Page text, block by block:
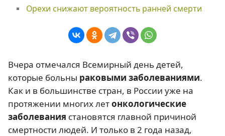
Орехи снижают вероятность ранней смерти
Вчера отмечался Всемирный день детей,
которые больны раковыми заболеваниями.
Как и в большинстве стран, в России уже на
протяжении многих летонкологические
заболевания становятся главной причиной
смертности людей. И только в 2 года назад,